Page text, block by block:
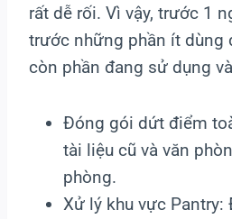
rất dễ rối. Vì vậy, trước 1
trước những phần ít dùng
còn phần đang sử dụng
Đóng gói dứt điểm
tài liệu cũ và văn
phòng.
Xử lý khu vực